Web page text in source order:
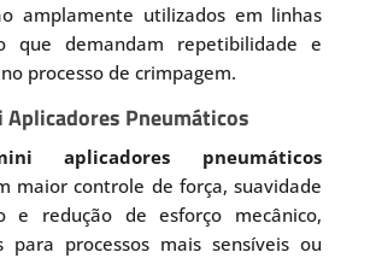
amplamente utilizados em linhas
que demandam repetibilidade e
processo de crimpagem.
Aplicadores Pneumáticos
aplicadores pneumáticos
maior controle de força, suavidade
e redução de esforço mecânico,
para processos mais sensíveis ou